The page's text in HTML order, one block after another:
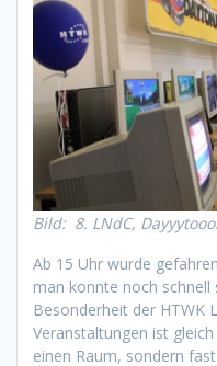
Bild: 8. LNdC,
Ab 15 Uhr wurde
man konnte noch schnell
Besonderheit der HTWK
Veranstaltungen ist
einen Raum, sondern